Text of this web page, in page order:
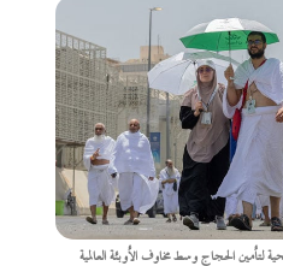
لتأمين الحجاج وسط مخاوف الأوبئة العالمية